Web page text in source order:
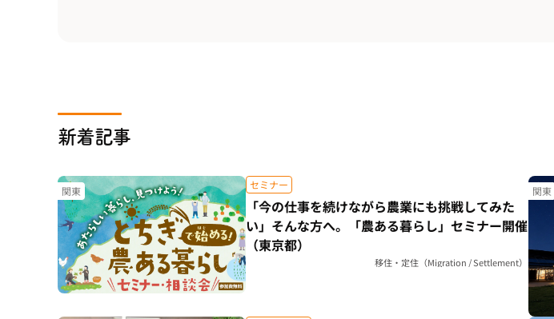
新着記事
関東 セミナー
「今の仕事を続けながら農業にも挑戦してみた
い」そんな方へ。「農ある暮らし」セミナー開催
（東京都）
移住・定住（Migration / Settlement）
関東